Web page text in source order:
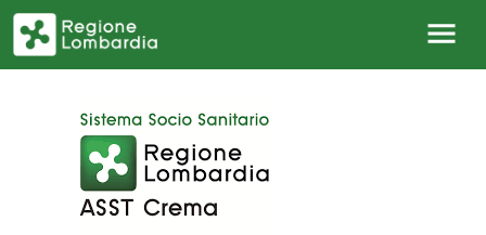
Salta al contenuto principale